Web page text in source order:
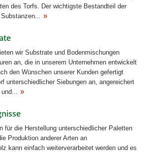
des Torfs. Der wichtigste Bestandteil der
wir Substrate und Bodenmischungen
an, die in unserem Unternehmen entwickelt
den Wünschen unserer Kunden gefertigt
unterschiedlicher Siebungen an, angereichert
für die Herstellung unterschiedlicher Paletten
Produktion anderer Arten an
kann einfach weiterverarbeitet werden und es